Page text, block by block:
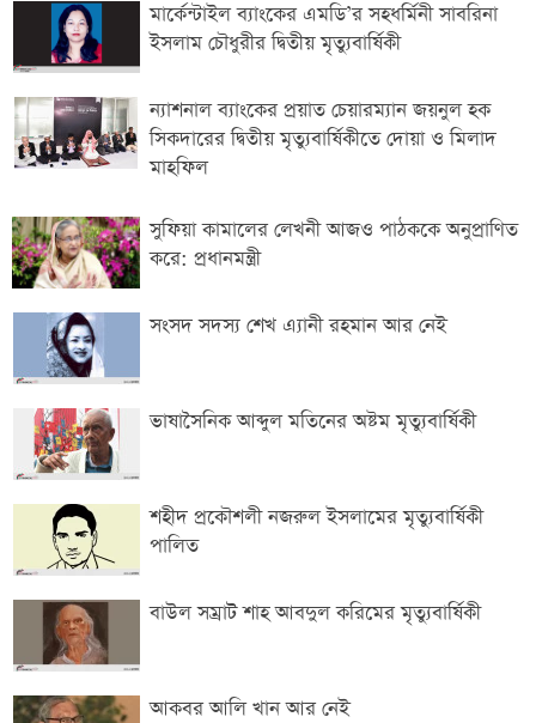
মার্কেন্টাইল ব্যাংকের এমডি’র সহধর্মিনী সাবরিনা
ইসলাম চৌধুরীর দ্বিতীয় মৃত্যুবার্ষিকী
ন্যাশনাল ব্যাংকের প্রয়াত চেয়ারম্যান জয়নুল হক
সিকদারের দ্বিতীয় মৃত্যুবার্ষিকীতে দোয়া ও মিলাদ
মাহফিল
সুফিয়া কামালের লেখনী আজও পাঠককে অনুপ্রাণিত
করে: প্রধানমন্ত্রী
সংসদ সদস্য শেখ এ্যানী রহমান আর নেই
ভাষাসৈনিক আব্দুল মতিনের অষ্টম মৃত্যুবার্ষিকী
শহীদ প্রকৌশলী নজরুল ইসলামের মৃত্যুবার্ষিকী
পালিত
বাউল সম্রাট শাহ আবদুল করিমের মৃত্যুবার্ষিকী
আকবর আলি খান আর নেই